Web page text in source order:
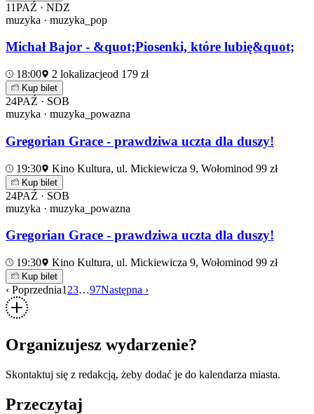
11PAŹ · NDZ
muzyka · muzyka_pop
Michał Bajor - &quot;Piosenki, które lubię&quot;
18:00 2 lokalizacjeod 179 zł
Kup bilet
24PAŹ · SOB
muzyka · muzyka_powazna
Gregorian Grace - prawdziwa uczta dla duszy!
19:30 Kino Kultura, ul. Mickiewicza 9, Wołominod 99 zł
Kup bilet
24PAŹ · SOB
muzyka · muzyka_powazna
Gregorian Grace - prawdziwa uczta dla duszy!
19:30 Kino Kultura, ul. Mickiewicza 9, Wołominod 99 zł
Kup bilet
‹ Poprzednia1 23…97Następna ›
Organizujesz wydarzenie?
Skontaktuj się z redakcją, żeby dodać je do kalendarza miasta.
Przeczytaj